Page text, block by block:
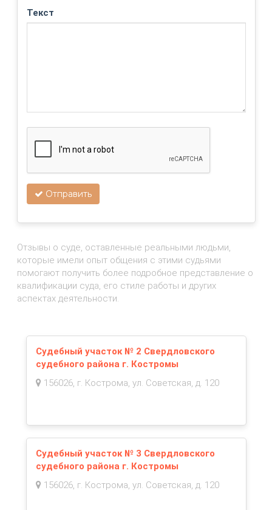
Текст
Отправить
Отзывы о суде, оставленные реальными людьми,
которые имели опыт общения с этими судьями
помогают получить более подробное представление о
квалификации суда, его стиле работы и других
аспектах деятельности.
Судебный участок № 2 Свердловского
судебного района г. Костромы
156026, г. Кострома, ул. Советская, д. 120
Судебный участок № 3 Свердловского
судебного района г. Костромы
156026, г. Кострома, ул. Советская, д. 120